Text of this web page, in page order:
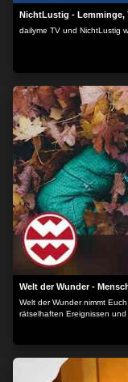
NichtLustig - Lemminge,
dailyme TV und NichtLustig
Welt der Wunder -
Welt der Wunder nimmt
rätselhaften Ereignissen